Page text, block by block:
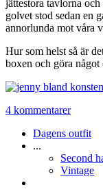
jättestora tavlorna
golvet stod sedan en
annorlunda mot våra
Hur som helst så är
boxen och göra något
4 kommentarer
Dagens outfit
...
Second
Vintage